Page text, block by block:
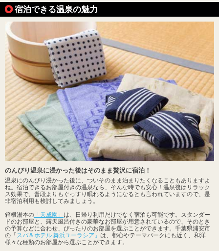
宿泊できる温泉の魅力
のんびり温泉に浸かった後はそのまま贅沢に宿泊！
温泉にのんびり浸かった後に、ついそのまま泊まりたくなることもありますよ
ね。宿泊できるお部屋付きの温泉なら、そんな時でも安心！温泉後はリラック
ス効果で、普段よりもぐっすり眠れるようになるとも言われていますので、是
非宿泊利用も検討してみましょう。
箱根湯本の 「天成園」 は、日帰り利用だけでなく宿泊も可能です。スタンダー
ドのお部屋と、露天風呂付きの豪華なお部屋が用意されているので、そのとき
の予算などに合わせ、ぴったりのお部屋を選ぶことができます。千葉県浦安市
の「スパ＆ホテル 舞浜ユーラシア」 は、都心やテーマパークにも近く、和洋
様々な種類のお部屋から選ぶことができます。